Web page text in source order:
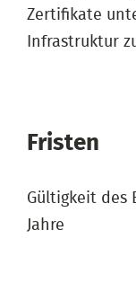
Zertifikate
Infrastruktur
Fristen
Gültigkeit des
Jahre